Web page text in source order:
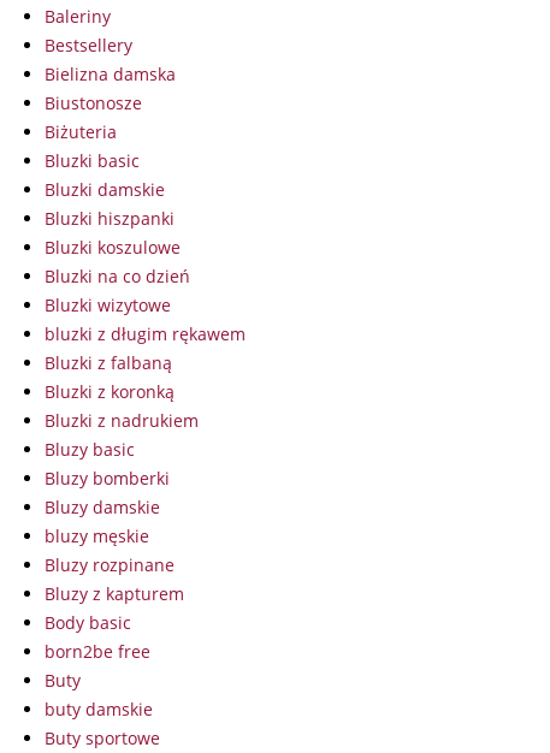
Baleriny
Bestsellery
Bielizna damska
Biustonosze
Biżuteria
Bluzki basic
Bluzki damskie
Bluzki hiszpanki
Bluzki koszulowe
Bluzki na co dzień
Bluzki wizytowe
bluzki z długim rękawem
Bluzki z falbaną
Bluzki z koronką
Bluzki z nadrukiem
Bluzy basic
Bluzy bomberki
Bluzy damskie
bluzy męskie
Bluzy rozpinane
Bluzy z kapturem
Body basic
born2be free
Buty
buty damskie
Buty sportowe